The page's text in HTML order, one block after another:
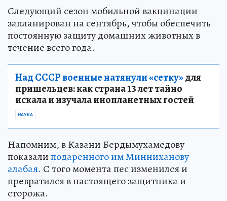
Следующий сезон мобильной вакцинации
запланирован на сентябрь, чтобы обеспечить
постоянную защиту домашних животных в
течение всего года.
Над СССР военные натянули «сетку»для
пришельцев: как страна 13 лет тайно
искала и изучала инопланетных гостей
НАУКА
Напомним, в Казани Бердымухамедову
показалиподаренного им Минниханову
алабая. С того момента пес изменился и
превратился в настоящего защитника и
сторожа.